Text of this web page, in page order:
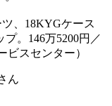
、18KYGケース
プ。146万5200円／
ビスセンター）